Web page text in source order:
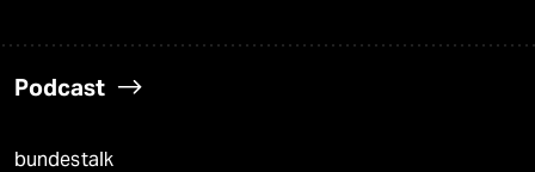
Podcast
bundestalk